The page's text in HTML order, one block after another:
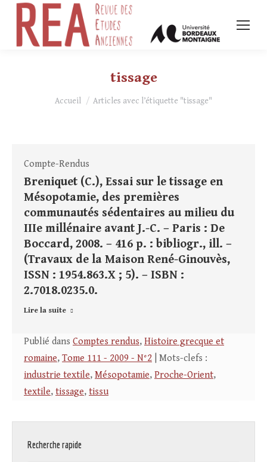
tissage
Vous êtes ici :
Accueil Articles avec l’étiquette "tissage"
Compte-Rendus
Breniquet (C.), Essai sur le tissage en
Mésopotamie, des premières
communautés sédentaires au milieu du
IIIe millénaire avant J.-C. – Paris : De
Boccard, 2008. – 416 p. : bibliogr., ill. –
(Travaux de la Maison René-Ginouvès,
ISSN : 1954.863.X ; 5). – ISBN :
2.7018.0235.0.
Lire la suite
Publié dans Comptes rendus, Histoire grecque et
romaine, Tome 111 - 2009 - N°2 | Mots-clefs :
industrie textile, Mésopotamie, Proche-Orient,
textile, tissage, tissu
Recherche rapide